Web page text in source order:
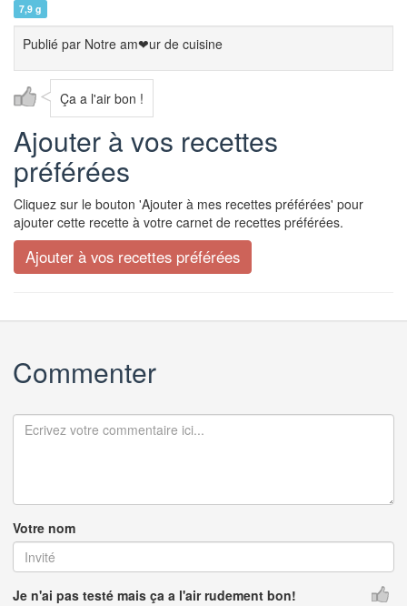
7,9 g
Publié par Notre am❤ur de cuisine
Ça a l'air bon !
Ajouter à vos recettes
préférées
Cliquez sur le bouton 'Ajouter à mes recettes préférées' pour
ajouter cette recette à votre carnet de recettes préférées.
Commenter
Votre nom
Je n'ai pas testé mais ça a l'air rudement bon!